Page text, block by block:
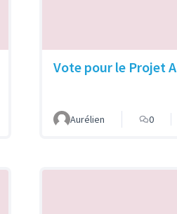
Vote pour le Projet A
Aurélien 0